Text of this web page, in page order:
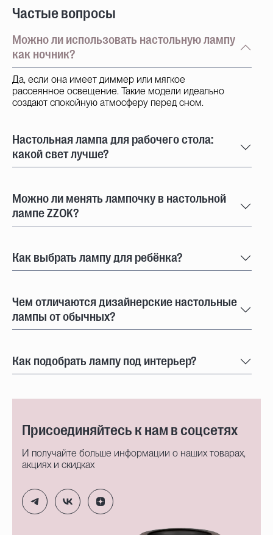
Частые вопросы
Можно ли использовать настольную лампу
как ночник?
Да, если она имеет диммер или мягкое
рассеянное освещение. Такие модели идеально
создают спокойную атмосферу перед сном.
Настольная лампа для рабочего стола:
какой свет лучше?
Можно ли менять лампочку в настольной
лампе ZZOK?
Как выбрать лампу для ребёнка?
Чем отличаются дизайнерские настольные
лампы от обычных?
Как подобрать лампу под интерьер?
Присоединяйтесь к нам в соцсетях
И получайте больше информации о наших товарах,
акциях и скидках